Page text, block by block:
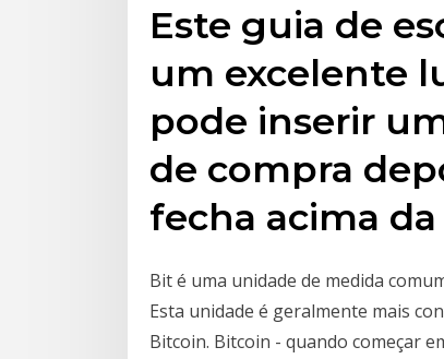
Este guia de
um excelente
pode inserir
de compra
fecha acima
Bit é uma unidade de medida
Esta unidade é geralmente mais
Bitcoin. Bitcoin - quando começar